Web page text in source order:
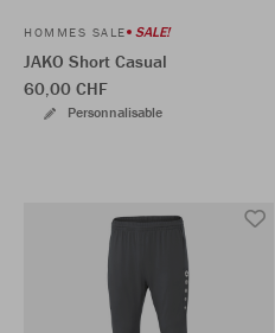
HOMMES SALE SALE!
JAKO Short Casual
60,00 CHF
Personnalisable